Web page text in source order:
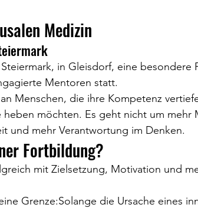
Medizin
in Gleisdorf, eine besondere
Mentoren statt.
Menschen, die ihre Kompetenz
heben möchten. Es geht nicht um mehr
und mehr Verantwortung im Denken.
Fortbildung?
mit Zielsetzung, Motivation und
Grenze:Solange die Ursache eines